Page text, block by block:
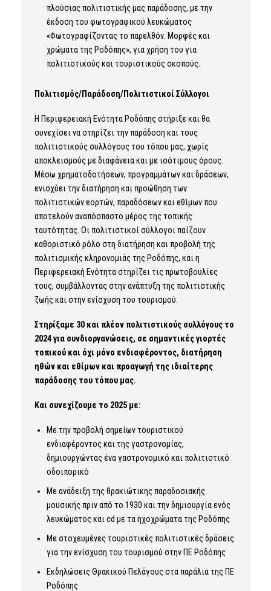
πλούσιας πολιτιστικής μας παράδοσης, με την
έκδοση του φωτογραφικού λευκώματος
«Φωτογραφίζοντας το παρελθόν. Μορφές και
χρώματα της Ροδόπης», για χρήση του για
πολιτιστικούς και τουριστικούς σκοπούς.
Πολιτισμός/Παράδοση/Πολιτιστικοί Σύλλογοι
Η Περιφερειακή Ενότητα Ροδόπης στήριξε και θα
συνεχίσει να στηρίζει την παράδοση και τους
πολιτιστικούς συλλόγους του τόπου μας, χωρίς
αποκλεισμούς με διαφάνεια και με ισότιμους όρους.
Μέσω χρηματοδοτήσεων, προγραμμάτων και δράσεων,
ενισχύει την διατήρηση και προώθηση των
πολιτιστικών εορτών, παραδόσεων και εθίμων που
αποτελούν αναπόσπαστο μέρος της τοπικής
ταυτότητας. Οι πολιτιστικοί σύλλογοι παίζουν
καθοριστικό ρόλο στη διατήρηση και προβολή της
πολιτισμικής κληρονομιάς της Ροδόπης, και η
Περιφερειακή Ενότητα στηρίζει τις πρωτοβουλίες
τους, συμβάλλοντας στην ανάπτυξη της πολιτιστικής
ζωής και στην ενίσχυση του τουρισμού.
Στηρίξαμε 30 και πλέον πολιτιστικούς συλλόγους το
2024 για συνδιοργανώσεις, σε σημαντικές γιορτές
τοπικού και όχι μόνο ενδιαφέροντος, διατήρηση
ηθών και εθίμων και προαγωγή της ιδιαίτερης
παράδοσης του τόπου μας.
Και συνεχίζουμε το 2025 με:
Με την προβολή σημείων τουριστικού
ενδιαφέροντος και της γαστρονομίας,
δημιουργώντας ένα γαστρονομικό και πολιτιστικό
οδοιπορικό
Με ανάδειξη της θρακιώτικης παραδοσιακής
μουσικής πριν από το 1930 και την δημιουργία ενός
λευκώματος και cd με τα ηχοχρώματα της Ροδόπης
Με στοχευμένες τουριστικές πολιτιστικές δράσεις
για την ενίσχυση του τουρισμού στην ΠΕ Ροδόπης
Εκδηλώσεις Θρακικού Πελάγους στα παράλια της ΠΕ
Ροδόπης